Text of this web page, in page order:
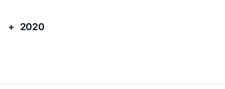
2020